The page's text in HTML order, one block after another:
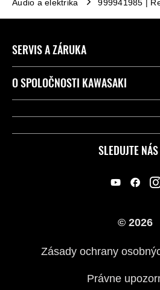
Audio a elektrika
999941985 |
SLEDUJTE
SERVIS A ZÁRUKA
Kontaktujte nás
Legálny
O SPOLOČNOSTI KAWASAKI
Spoločnosť
© 2026
Zásady ochrany
Právne